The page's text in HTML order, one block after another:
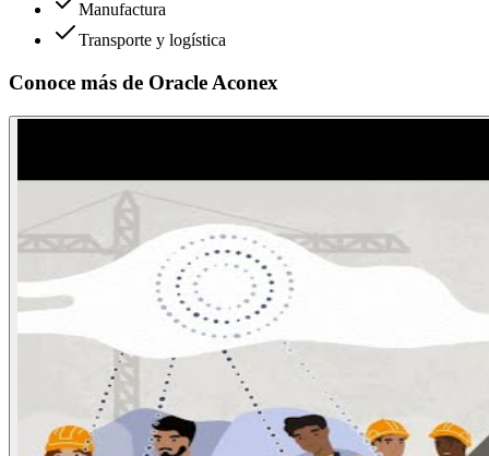
Manufactura
Transporte y logística
Conoce más de Oracle Aconex